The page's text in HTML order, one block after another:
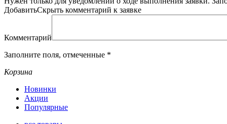
ДобавитьСкрыть комментарий к заявке
Комментарий
Заполните поля, отмеченные *
Корзина
Новинки
Акции
Популярные